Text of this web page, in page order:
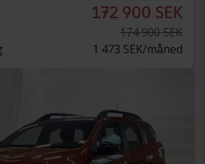
172 900 SEK
174 900 SEK
1 473 SEK/måned